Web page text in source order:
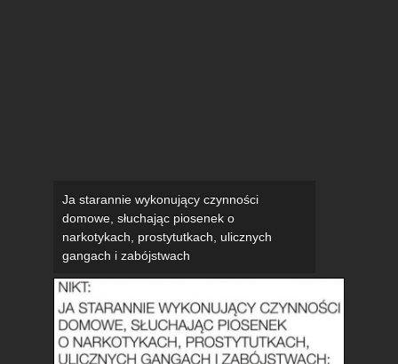
Ja starannie wykonujący czynności
domowe, słuchając piosenek o
narkotykach, prostytutkach, ulicznych
gangach i zabójstwach